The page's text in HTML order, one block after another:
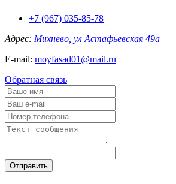
+7 (967) 035-85-78
Адрес: Михнево, ул Астафьевская 49а
E-mail: moyfasad01@mail.ru
Обратная связь
Отправить